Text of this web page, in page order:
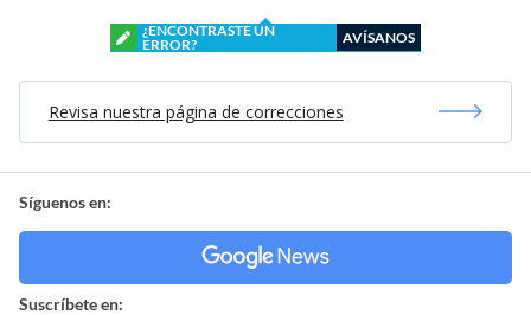
¿ENCONTRASTE UN
ERROR?
AVÍSANOS
Revisa nuestra página de correcciones
Síguenos en:
Suscríbete en: